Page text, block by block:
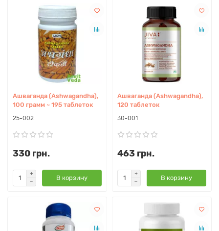
Ашваганда (Ashwagandha),
100 грамм ~ 195 таблеток
25-002
330 грн.
В корзину
Ашваганда (Ashwagandha),
120 таблеток
30-001
463 грн.
В корзину